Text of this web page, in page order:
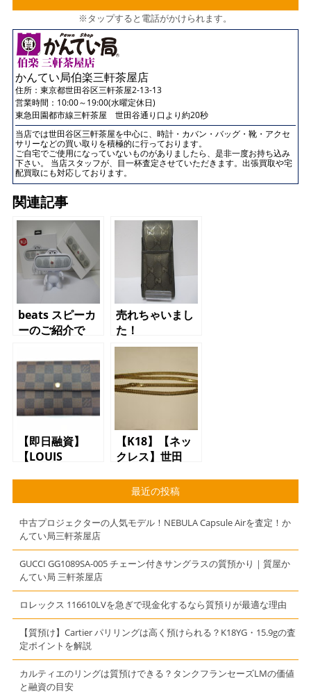
※タップすると電話がかけられます。
かんてい局伯楽三軒茶屋店
住所： 東京都世田谷区三軒茶屋2-13-13
営業時間：10:00～19:00(水曜定休日)
東急田園都市線三軒茶屋 世田谷通り口より約20秒
当店では世田谷区三軒茶屋を中心に、時計・カバン・バッグ・靴・アクセ
サリーなどの買い取りを積極的に行っております。
ご自宅でご使用になっていないものがありましたら、是非一度お持ち込み
下さい。 当店スタッフが、目一杯査定させていただきます。出張買取や宅
配買取にも対応しております。
関連記事
beats スピーカ
ーのご紹介で
売れちゃいまし
た！
【即日融資】
【LOUIS
【かんてい局】
【三軒茶屋】
【K18】【ネッ
クレス】世田
来店のお客様か
ら買取させてい
ただきました！
最近の投稿
中古プロジェクターの人気モデル！NEBULA Capsule Airを査定！か
んてい局三軒茶屋店
GUCCI GG1089SA-005 チェーン付きサングラスの質預かり｜質屋か
んてい局 三軒茶屋店
ロレックス 116610LVを急ぎで現金化するなら質預りが最適な理由
【質預け】Cartier パリリングは高く預けられる？K18YG・15.9gの査
定ポイントを解説
カルティエのリングは質預けできる？タンクフランセーズLMの価値
と融資の目安